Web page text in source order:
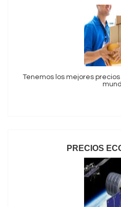
Tenemos los mejores
PRECIOS